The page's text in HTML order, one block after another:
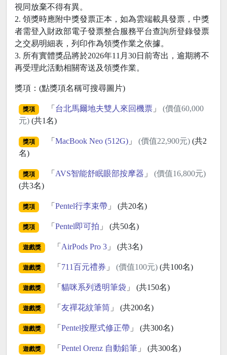
視同放棄不得有異。
2. 領獎時應附中獎發票正本，如為雲端載具發票，中獎
者需登入財政部電子發票整合服務平台查詢所登錄發票
之交易明細表，列印作為領獎作業之依據。
3. 所有實體獎品將於2026年11月30日前寄出，逾期將不
再受理此活動相關寄送及領獎作業。
獎項：(點獎項名稱可搜尋圖片)
獎項 「 台北馬爾地夫雙人來回機票」 (價值60,000
元) (共1名)
獎項 「 MacBook Neo (512G)」 (價值22,900元)(共2
名)
獎項 「 AVS智能舒眠眼部按摩器 」 (價值16,800元)
(共3名)
獎項 「 Pentel行李束帶」 (共20名)
獎項 「 Pentel即可拍 」 (共50名)
遊戲獎 「 AirPods Pro 3」 (共3名)
遊戲獎 「 711百元禮券 」 (價值100元)(共100名)
遊戲獎 「 貓咪系列透明筆袋 」 (共150名)
遊戲獎 「 友禪花紋筆筒 」 (共200名)
遊戲獎 「 Pentel按壓式修正帶」 (共300名)
遊戲獎 「 Pentel Orenz 自動鉛筆」 (共300名)